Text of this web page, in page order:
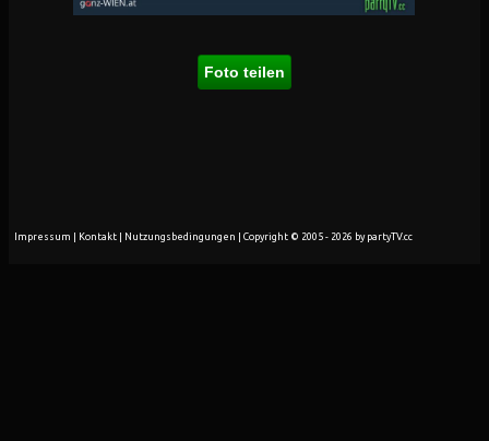
Foto teilen
Impressum Kontakt Nutzungsbedingungen | Copyright © 2005 - 2026 by partyTV.cc